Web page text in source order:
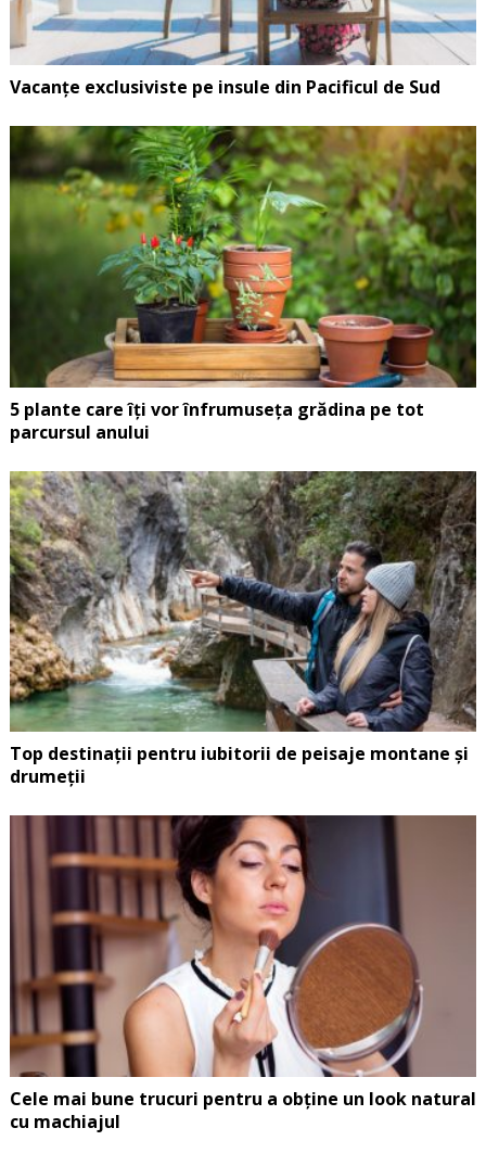
Vacanțe exclusiviste pe insule din Pacificul de Sud
5 plante care îți vor înfrumuseța grădina pe tot
parcursul anului
Top destinații pentru iubitorii de peisaje montane și
drumeții
Cele mai bune trucuri pentru a obține un look natural
cu machiajul